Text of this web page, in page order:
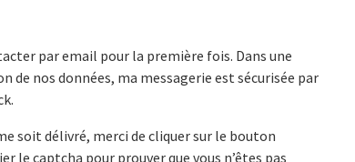
par email pour la première fois. Dans une
de nos données, ma messagerie est sécurisée par
soit délivré, merci de cliquer sur le bouton
le captcha pour prouver que vous n’êtes pas